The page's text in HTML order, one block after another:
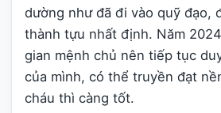
dường như đã đi vào quỹ đạo,
thành tựu nhất định. Năm
gian mệnh chủ nên tiếp tục
của mình, có thể truyền đạt
cháu thì càng tốt.